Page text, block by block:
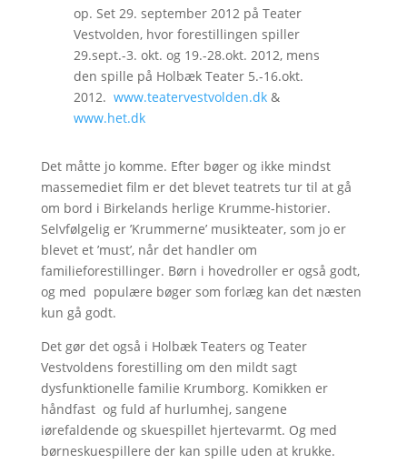
op. Set 29. september 2012 på Teater
Vestvolden, hvor forestillingen spiller
29.sept.-3. okt. og 19.-28.okt. 2012, mens
den spille på Holbæk Teater 5.-16.okt.
2012. www.teatervestvolden.dk&
www.het.dk
Det måtte jo komme. Efter bøger og ikke mindst
massemediet film er det blevet teatrets tur til at gå
om bord i Birkelands herlige Krumme-historier.
Selvfølgelig er ’Krummerne’ musikteater, som jo er
blevet et ’must’, når det handler om
familieforestillinger. Børn i hovedroller er også godt,
og med populære bøger som forlæg kan det næsten
kun gå godt.
Det gør det også i Holbæk Teaters og Teater
Vestvoldens forestilling om den mildt sagt
dysfunktionelle familie Krumborg. Komikken er
håndfast og fuld af hurlumhej, sangene
iørefaldende og skuespillet hjertevarmt. Og med
børneskuespillere der kan spille uden at krukke.